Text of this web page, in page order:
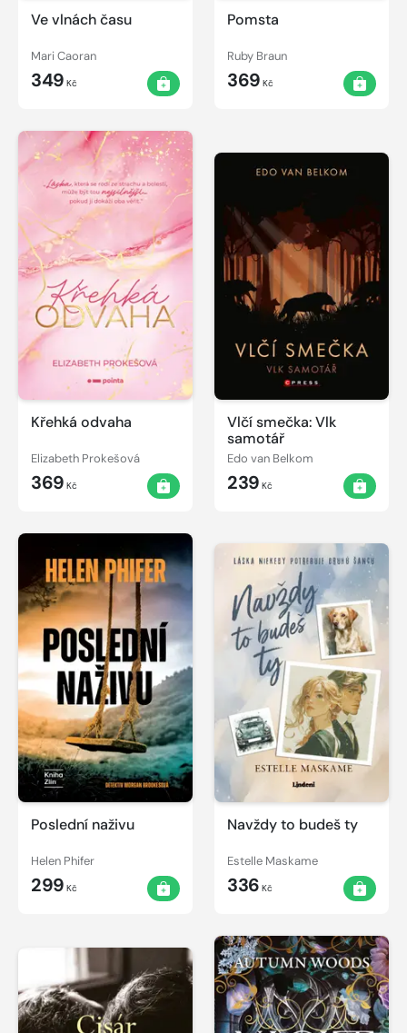
Ve vlnách času
Mari Caoran
349 Kč
Pomsta
Ruby Braun
369 Kč
Křehká odvaha
Elizabeth Prokešová
369 Kč
Vlčí smečka: Vlk
samotář
Edo van Belkom
239 Kč
Poslední naživu
Helen Phifer
299 Kč
Navždy to budeš ty
Estelle Maskame
336 Kč